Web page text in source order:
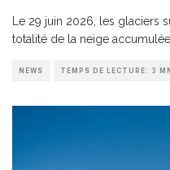
Le 29 juin 2026, les glaciers
totalité de la neige accumulée
NEWS TEMPS DE LECTURE: 3 MN